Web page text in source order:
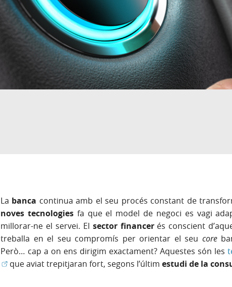
La banca continua amb el seu procés constant de
noves tecnologiesfa que el model de negoci es vagi
millorar-ne el servei. El sector financerés conscient
treballa en el seu compromís per orientar el seu core
Però… cap a on ens dirigim exactament? Aquestes són les
que aviat trepitjaran fort, segons l’últim estudi de la